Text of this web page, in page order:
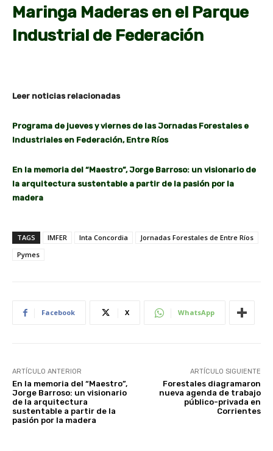
Maringa Maderas en el Parque
Industrial de Federación
Leer noticias relacionadas
Programa de jueves y viernes de las Jornadas Forestales e
Industriales en Federación, Entre Ríos
En la memoria del “Maestro”, Jorge Barroso: un visionario de
la arquitectura sustentable a partir de la pasión por la
madera
TAGS IMFER Inta Concordia
Jornadas Forestales de Entre Ríos
Pymes
Facebook X WhatsApp
ARTÍCULO ANTERIOR
En la memoria del “Maestro”,
Jorge Barroso: un visionario
de la arquitectura
sustentable a partir de la
pasión por la madera
ARTÍCULO SIGUIENTE
Forestales diagramaron
nueva agenda de trabajo
público-privada en
Corrientes